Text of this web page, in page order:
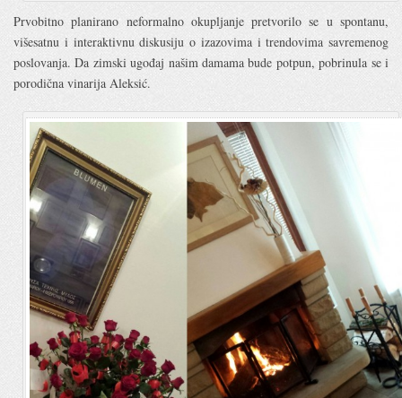
Prvobitno planirano neformalno okupljanje pretvorilo se u spontanu,
višesatnu i interaktivnu diskusiju o izazovima i trendovima savremenog
poslovanja. Da zimski ugođaj našim damama bude potpun, pobrinula se i
porodična vinarija Aleksić.